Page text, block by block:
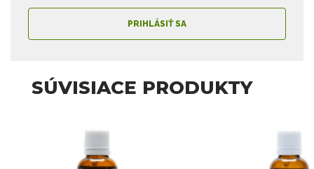
PRIHLÁSIŤ SA
SÚVISIACE PRODUKTY